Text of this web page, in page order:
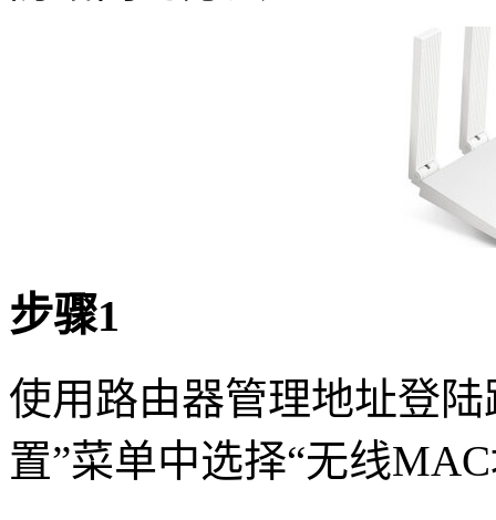
步骤1
使用路由器管理地址登
置”菜单中选择“无线